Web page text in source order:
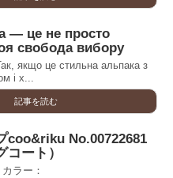
— це не просто
свобода вибору
якщо це стильна альпака з
і х...
記事を読む
coo&riku No.00722681
ート）
ラー：